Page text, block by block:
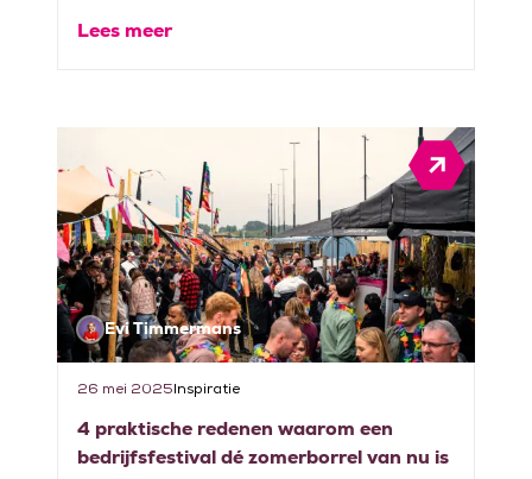
Lees meer
Evi Timmermans
26 mei 2025Inspiratie
4 praktische redenen waarom een
bedrijfsfestival dé zomerborrel van nu is